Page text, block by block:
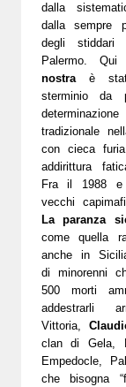
dalla
dalla sempre
degli stiddari
Palermo.
nostraè
sterminio da
tradizionale
con cieca
addirittura
Fra il 1988 e
vecchi
La paranza
come quella
anche in
di minorenni
500 morti
Vittoria,
clan di Gela,
Empedocle,
che bisogna